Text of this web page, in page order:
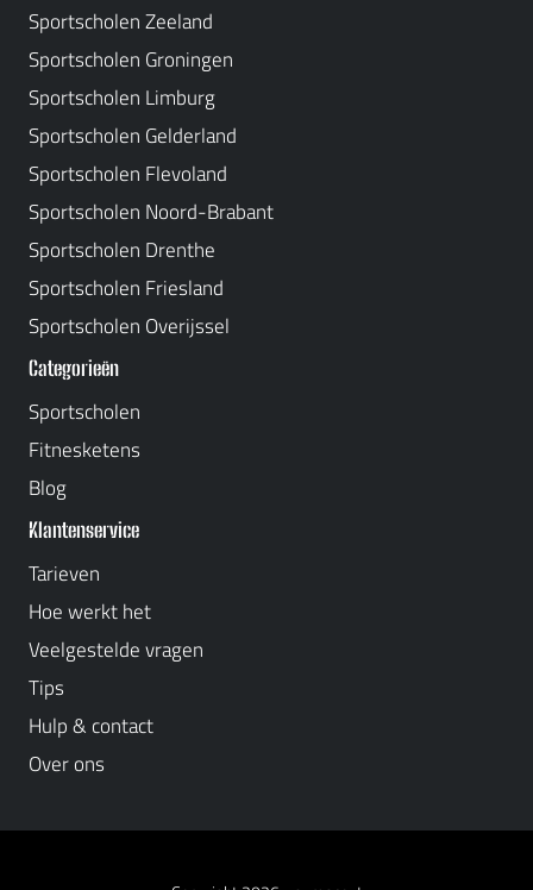
Sportscholen Zeeland
Sportscholen Groningen
Sportscholen Limburg
Sportscholen Gelderland
Sportscholen Flevoland
Sportscholen Noord-Brabant
Sportscholen Drenthe
Sportscholen Friesland
Sportscholen Overijssel
Categorieën
Sportscholen
Fitnesketens
Blog
Klantenservice
Tarieven
Hoe werkt het
Veelgestelde vragen
Tips
Hulp & contact
Over ons